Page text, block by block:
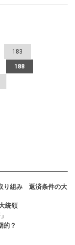
183
188
り組み 返済条件の大
統領
的？